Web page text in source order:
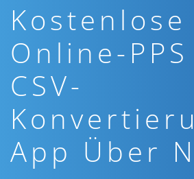
Kostenlose
Online-PPS
CSV-
App Über